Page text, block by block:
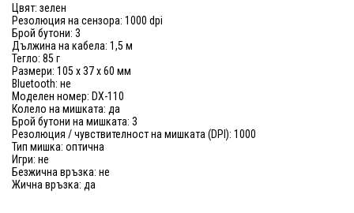
Цвят: зелен
Резолюция на сензора: 1000 dpi
Брой бутони: 3
Дължина на кабела: 1,5 м
Тегло: 85 г
Размери: 105 x 37 x 60 мм
Bluetooth: не
Моделен номер: DX-110
Колело на мишката: да
Брой бутони на мишката: 3
Резолюция / чувствителност на мишката (DPI): 1000
Тип мишка: оптична
Игри: не
Безжична връзка: не
Жична връзка: да